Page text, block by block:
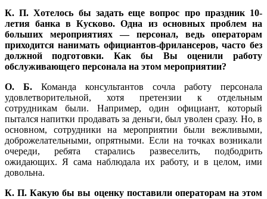
К. П. Хотелось бы задать еще вопрос про праздник 10-
летия банка в Кусково. Одна из основных проблем на
больших мероприятиях — персонал, ведь операторам
приходится нанимать официантов-фрилансеров, часто без
должной подготовки. Как бы Вы оценили работу
обслуживающего персонала на этом мероприятии?
О. Б. Команда консультантов сочла работу персонала
удовлетворительной, хотя претензии к отдельным
сотрудникам были. Например, один официант, который
пытался напитки продавать за деньги, был уволен сразу. Но, в
основном, сотрудники на мероприятии были вежливыми,
доброжелательными, опрятными. Если на точках возникали
очереди, ребята старались развеселить, подбодрить
ожидающих. Я сама наблюдала их работу, и в целом, ими
довольна.
К. П. Какую бы вы оценку поставили операторам на этом